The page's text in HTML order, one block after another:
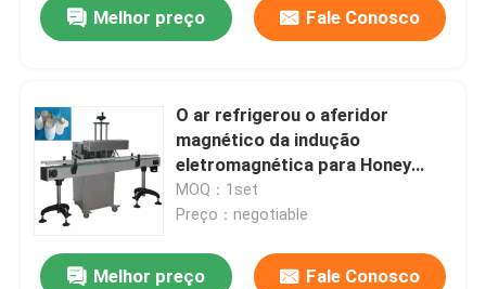
Melhor preço Fale Conosco
O ar refrigerou o aferidor
magnético da indução
eletromagnética para Honey
Bottle Cap
MOQ：1set
Preço：negotiable
Melhor preço Fale Conosco